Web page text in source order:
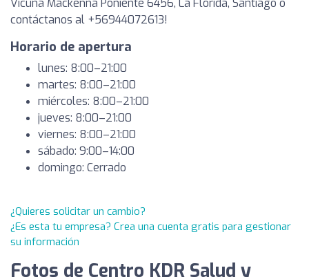
Vicuña Mackenna Poniente 6456, La Florida, Santiago o
contáctanos al +56944072613!
Horario de apertura
lunes: 8:00–21:00
martes: 8:00–21:00
miércoles: 8:00–21:00
jueves: 8:00–21:00
viernes: 8:00–21:00
sábado: 9:00–14:00
domingo: Cerrado
¿Quieres solicitar un cambio?
¿Es esta tu empresa? Crea una cuenta gratis para gestionar
su información
Fotos de Centro KDR Salud y